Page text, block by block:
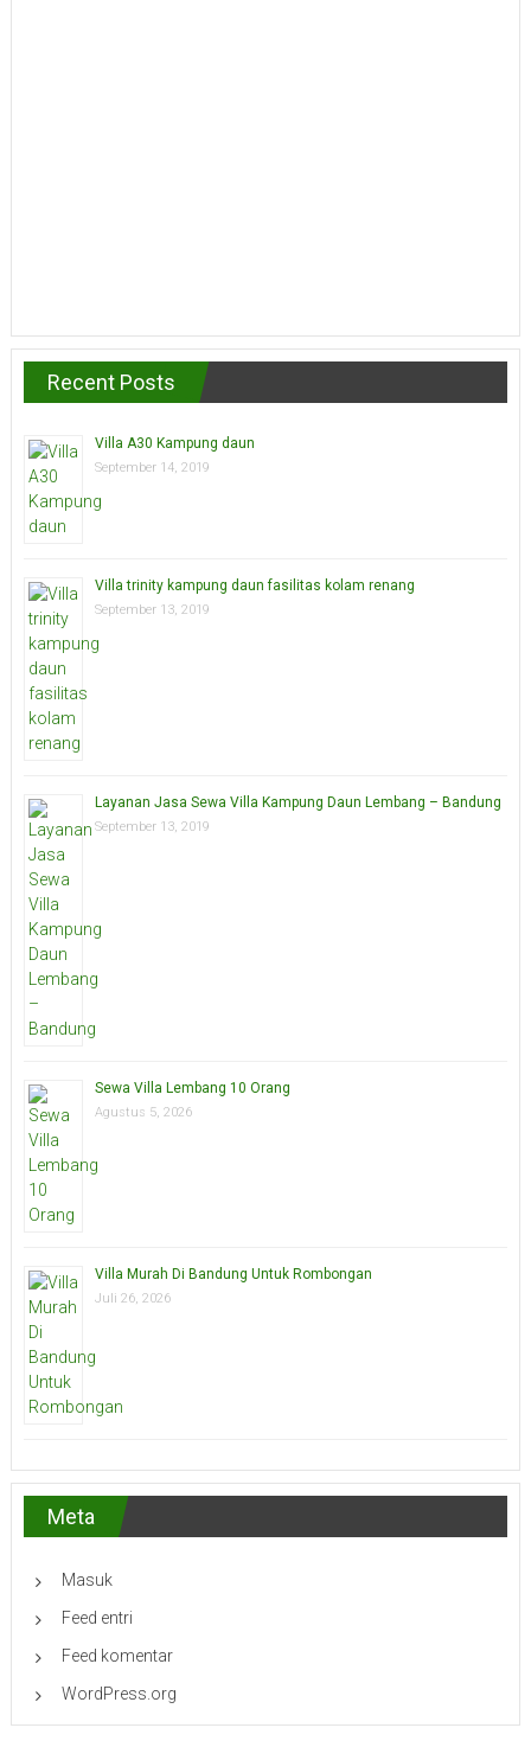
Recent Posts
Villa A30 Kampung daun
September 14, 2019
Villa trinity kampung daun fasilitas kolam renang
September 13, 2019
Layanan Jasa Sewa Villa Kampung Daun Lembang – Bandung
September 13, 2019
Sewa Villa Lembang 10 Orang
Agustus 5, 2026
Villa Murah Di Bandung Untuk Rombongan
Juli 26, 2026
Meta
Masuk
Feed entri
Feed komentar
WordPress.org